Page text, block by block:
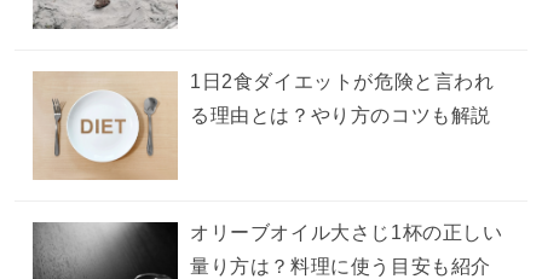
1日2食ダイエットが危険と言われ
る理由とは？やり方のコツも解説
オリーブオイル大さじ1杯の正しい
量り方は？料理に使う目安も紹介